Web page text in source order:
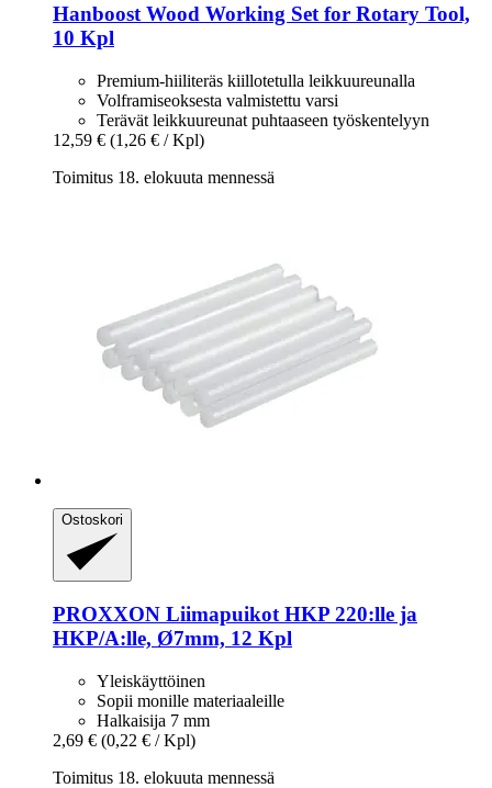
Hanboost Wood Working Set for Rotary Tool,
10 Kpl
Premium-hiiliteräs kiillotetulla leikkuureunalla
Volframiseoksesta valmistettu varsi
Terävät leikkuureunat puhtaaseen työskentelyyn
12,59 € (1,26 € / Kpl)
Toimitus 18. elokuuta mennessä
Ostoskori
PROXXON Liimapuikot HKP 220:lle ja
HKP/A:lle, Ø7mm, 12 Kpl
Yleiskäyttöinen
Sopii monille materiaaleille
Halkaisija 7 mm
2,69 € (0,22 € / Kpl)
Toimitus 18. elokuuta mennessä